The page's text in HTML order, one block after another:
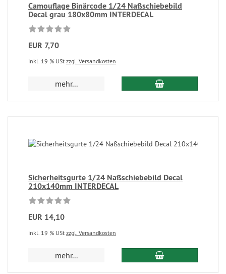
Camouflage Binärcode 1/24 Naßschiebebild
Decal grau 180x80mm INTERDECAL
EUR 7,70
inkl. 19 % USt zzgl. Versandkosten
mehr...
Sicherheitsgurte 1/24 Naßschiebebild Decal
210x140mm INTERDECAL
EUR 14,10
inkl. 19 % USt zzgl. Versandkosten
mehr...